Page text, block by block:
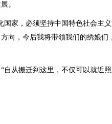
。
家，必须坚持中国特色社会主义
向，今后我将带领我们的绣娘们，
从搬迁到这里，不仅可以就近照